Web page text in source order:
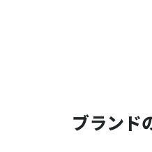
ブランド